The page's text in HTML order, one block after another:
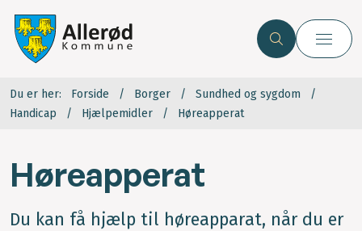
Du er her: Forside Borger
Sundhed og sygdom
Handicap
Hjælpemidler Høreapperat
Høreapperat
Du kan få hjælp til høreapparat, når du er